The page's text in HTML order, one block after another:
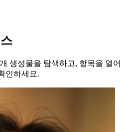
생성물을 탐색하고, 항목을 열어
인하세요.